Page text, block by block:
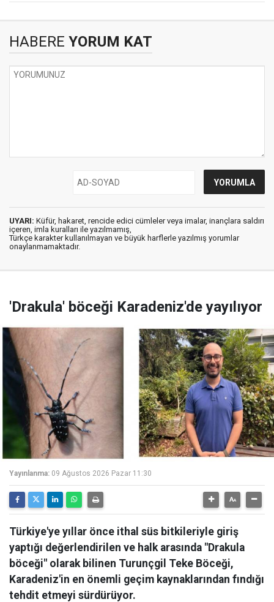
HABERE YORUM KAT
UYARI: Küfür, hakaret, rencide edici cümleler veya imalar, inançlara saldırı
içeren, imla kuralları ile yazılmamış,
Türkçe karakter kullanılmayan ve büyük harflerle yazılmış yorumlar
onaylanmamaktadır.
'Drakula' böceği Karadeniz'de yayılıyor
Yayınlanma: 09 Ağustos 2026 Pazar 11:30
Türkiye'ye yıllar önce ithal süs bitkileriyle giriş
yaptığı değerlendirilen ve halk arasında "Drakula
böceği" olarak bilinen Turunçgil Teke Böceği,
Karadeniz'in en önemli geçim kaynaklarından fındığı
tehdit etmeyi sürdürüyor.